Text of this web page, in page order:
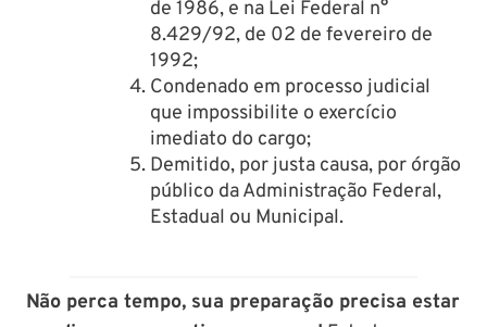
de 1986, e na Lei Federal n°
8.429/92, de 02 de fevereiro de
1992;
Condenado em processo judicial
que impossibilite o exercício
imediato do cargo;
Demitido, por justa causa, por órgão
público da Administração Federal,
Estadual ou Municipal.
Não perca tempo, sua preparação precisa estar